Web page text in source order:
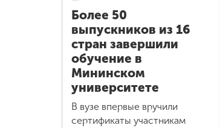
Более 50
выпускников из 16
стран завершили
обучение в
Мининском
университете
В вузе впервые вручили
сертификаты участникам